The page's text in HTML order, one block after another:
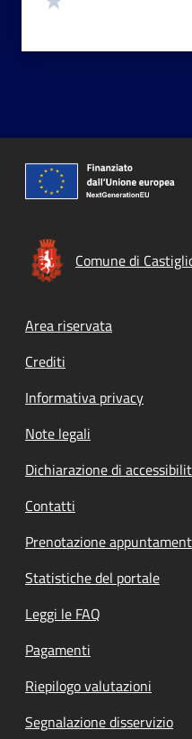
Comune di
Footer menu
Area riservata
Crediti
Informativa privacy
Note legali
Dichiarazione di
Contatti
Prenotazione
Statistiche del portale
Leggi le FAQ
Pagamenti
Riepilogo valutazioni
Segnalazione disservizio